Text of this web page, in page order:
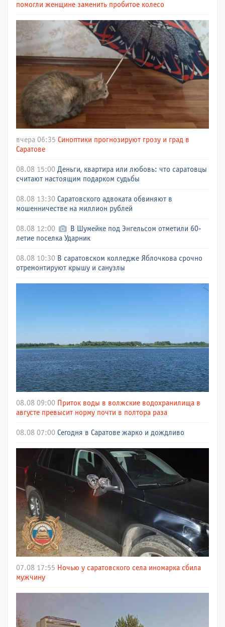
помогли женщине заменить пробитое колесо
вчера 06:35 Синоптики прогнозируют грозу и град в
Саратове
08.08 15:00 Деньги, квартира или любовь: что саратовцы
считают настоящим подарком судьбы
08.08 13:30 Саратовского адвоката обвиняют в
мошенничестве на миллион рублей
08.08 12:00
В Шумейке под Энгельсом отметили 60-
летие поселка Ударник
08.08 10:30 В саратовском колледже Яблочкова срочно
отремонтируют крышу и санузлы
08.08 09:00 Приток воды в волжские водохранилища в
августе превысит норму почти в полтора раза
08.08 07:00 Сегодня в Саратове жарко и дождливо
07.08 17:55 Ночью у саратовского села иномарка сбила
мужчину